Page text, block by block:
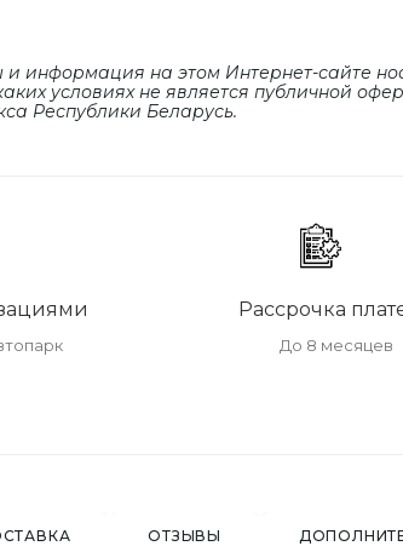
и информация на этом Интернет-сайте
условиях не является публичной
Республики Беларусь.
Рассрочка
До 8 месяцев
ОТЗЫВЫ